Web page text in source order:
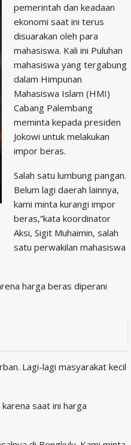
pemerintah dan keadaan
ekonomi saat ini terus
disuarakan oleh para
mahasiswa. Kali ini Puluhan
mahasiswa yang tergabung
dalam Himpunan
Mahasiswa Islam (HMI)
Cabang Palembang
meminta kepada presiden
Jokowi untuk melakukan
impor beras.
Salah satu lumbung pangan.
Belum lagi daerah lainnya,
kami minta kurangi impor
beras,”kata koordinator
Aksi, Sigit Muhaimin, salah
satu perwakilan mahasiswa
harga beras diperani
Lagi-lagi masyarakat kecil
saat ini harga